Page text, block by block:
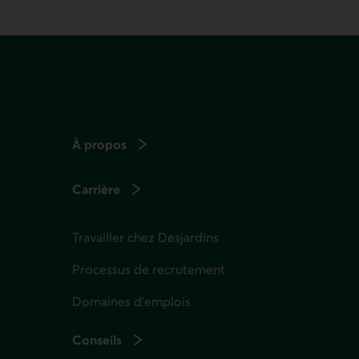
À propos
Carrière
Travailler chez Desjardins
Processus de recrutement
Domaines d’emplois
Conseils